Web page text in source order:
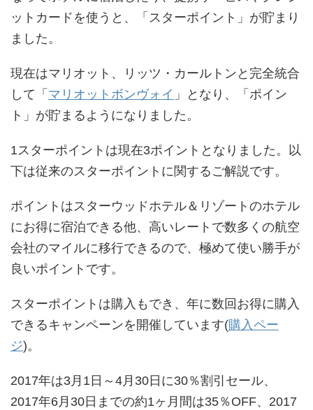
ットカードを使うと、「スターポイント」が貯まり
ました。
現在はマリオット、リッツ・カールトンと完全統合
して「 マリオットボンヴォイ 」となり、「ポイン
ト」が貯まるようになりました。
1スターポイントは現在3ポイントとなりました。以
下は従来のスターポイントに関するご解説です。
ポイントはスターウッドホテル＆リゾートのホテル
にお得に宿泊できる他、高いレートで数多くの航空
会社のマイルに移行できるので、極めて使い勝手が
良いポイントです。
スターポイントは購入もでき、年に数回お得に購入
できるキャンペーンを開催しています(購入ペー
ジ)。
2017年は3月1日～4月30日に30％割引セール、
2017年6月30日までの約1ヶ月間は35％OFF、2017